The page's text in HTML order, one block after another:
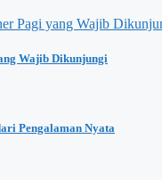
Wajib Dikunjungi
Pengalaman Nyata